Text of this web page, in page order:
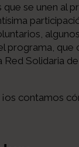
se unen al
programa, que
Red Solidaria
contamos